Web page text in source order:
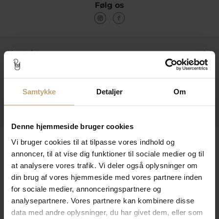
Samtykke Detaljer Om
Denne hjemmeside bruger cookies
Vi bruger cookies til at tilpasse vores indhold og
annoncer, til at vise dig funktioner til sociale medier og til
at analysere vores trafik. Vi deler også oplysninger om
din brug af vores hjemmeside med vores partnere inden
for sociale medier, annonceringspartnere og
analysepartnere. Vores partnere kan kombinere disse
data med andre oplysninger, du har givet dem, eller som
Følg os
Kontakt
Åbningstider I Butikken
Information
Leveringsmuligheder
Betalingsmuligheder